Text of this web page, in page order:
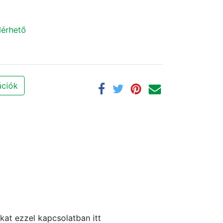
ezzel kapcsolatban itt